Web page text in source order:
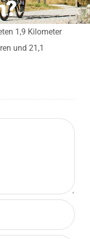
1,9 Kilometer
und 21,1